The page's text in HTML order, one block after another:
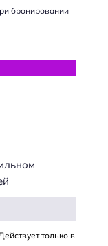
бронировании
только в